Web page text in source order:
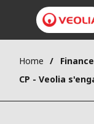
Home Finance